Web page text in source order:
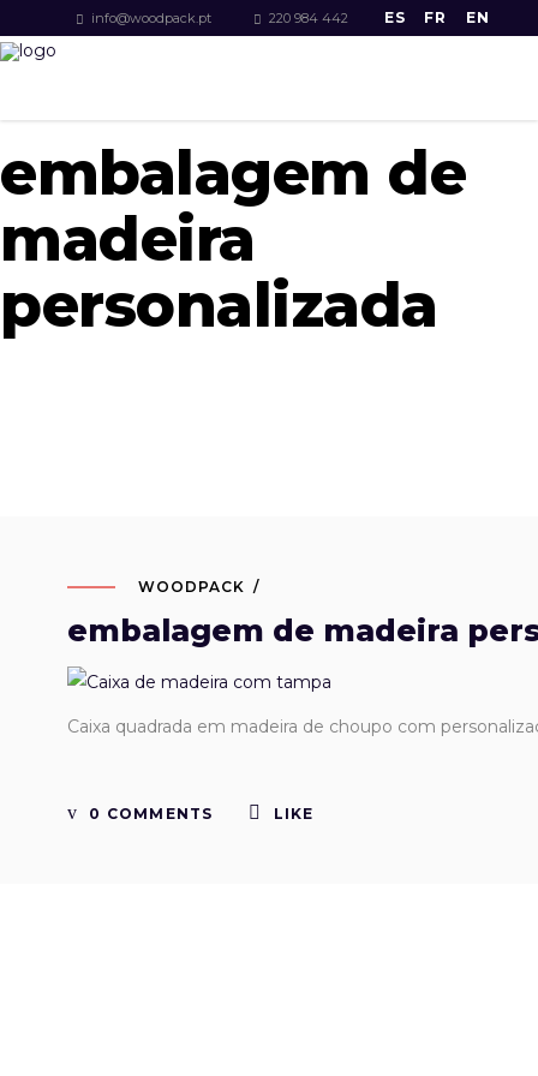
info@woodpack.pt 220 984 442 ES FR EN
embalagem de
madeira
personalizada
WOODPACK
embalagem de madeira
Caixa quadrada em madeira de choupo com
0 COMMENTS LIKE